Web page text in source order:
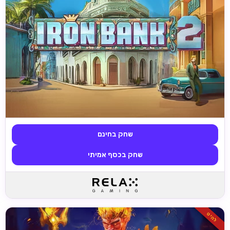
שחק בחינם
שחק בכסף אמיתי
להיט